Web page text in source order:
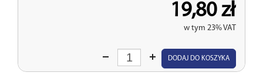
19,80 zł
w tym 23% VAT
Wprowadź
DODAJ DO KOSZYKA